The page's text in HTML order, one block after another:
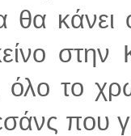
θα
στην
όλο το
που